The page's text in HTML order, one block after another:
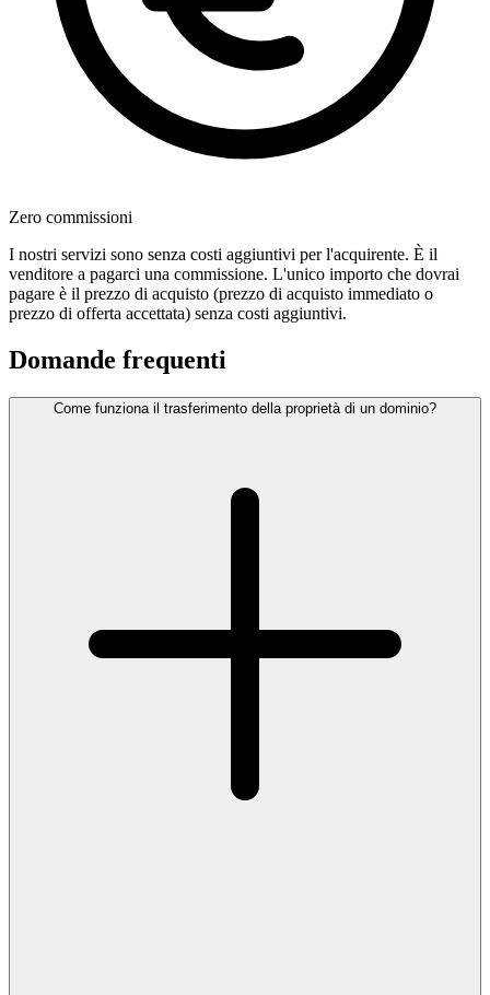
Zero commissioni
I nostri servizi sono senza costi aggiuntivi per l'acquirente. È il
venditore a pagarci una commissione. L'unico importo che dovrai
pagare è il prezzo di acquisto (prezzo di acquisto immediato o
prezzo di offerta accettata) senza costi aggiuntivi.
Domande frequenti
Come funziona il trasferimento della proprietà di un dominio?